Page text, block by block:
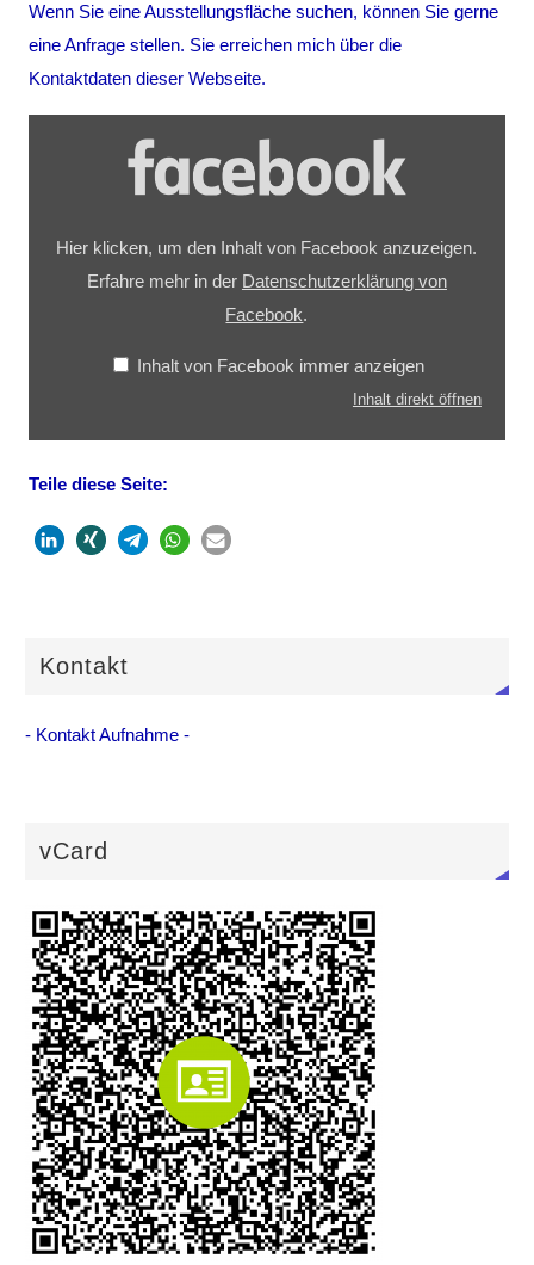
Wenn Sie eine Ausstellungsfläche suchen, können Sie gerne
eine Anfrage stellen. Sie erreichen mich über die
Kontaktdaten dieser Webseite.
Hier klicken, um den Inhalt von Facebook anzuzeigen.
Erfahre mehr in der Datenschutzerklärung von
Facebook.
Inhalt von Facebook immer anzeigen
Inhalt direkt öffnen
Teile diese Seite:
Kontakt
- Kontakt Aufnahme -
vCard